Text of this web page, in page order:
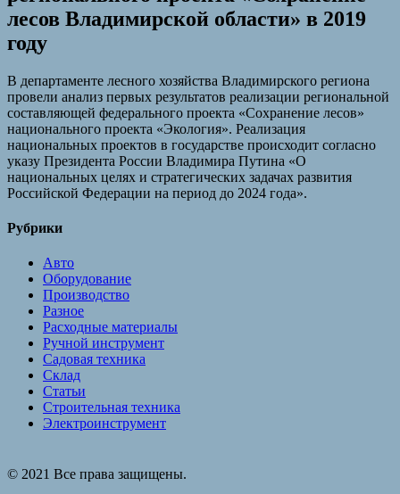
лесов Владимирской области» в 2019
году
В департаменте лесного хозяйства Владимирского региона
провели анализ первых результатов реализации региональной
составляющей федерального проекта «Сохранение лесов»
национального проекта «Экология». Реализация
национальных проектов в государстве происходит согласно
указу Президента России Владимира Путина «О
национальных целях и стратегических задачах развития
Российской Федерации на период до 2024 года».
Рубрики
Авто
Оборудование
Производство
Разное
Расходные материалы
Ручной инструмент
Садовая техника
Склад
Статьи
Строительная техника
Электроинструмент
© 2021 Все права защищены.